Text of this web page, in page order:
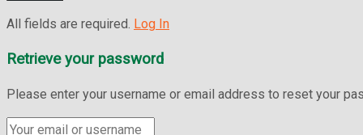
All fields are required. Log In
Retrieve your password
Please enter your username or email address to reset your